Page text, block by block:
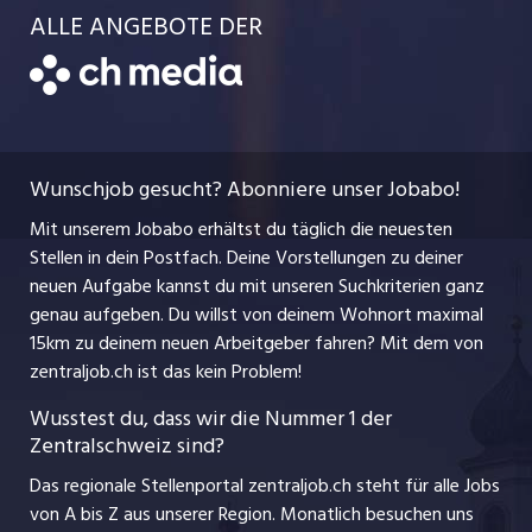
Kanton Schwyz
Festanstellungen
Freelance Jobs
Praktika
Lehrstellen
Ferienjobs
Führungspositionen
Jobline
Bewerber-Cockpit
Job-Coach
Bewerbung
Jobs bei der CH Media
Nutzungsbedingungen
Impressum
CH Media
jobbasel.ch
jobbern.ch
jobmittelland.ch
schaffu.ch (VS)
ajourjob.ch
ALLE ANGEBOTE DER
Wunschjob gesucht? Abonniere unser Jobabo!
Mit unserem Jobabo erhältst du täglich die neuesten
Stellen in dein Postfach. Deine Vorstellungen zu deiner
neuen Aufgabe kannst du mit unseren Suchkriterien ganz
genau aufgeben. Du willst von deinem Wohnort maximal
15km zu deinem neuen Arbeitgeber fahren? Mit demvon
zentraljob.ch ist das kein Problem!
Wusstest du, dass wir die Nummer 1 der
Zentralschweiz sind?
Das regionale Stellenportal zentraljob.ch steht für alle Jobs
von A bis Z aus unserer Region. Monatlich besuchen uns